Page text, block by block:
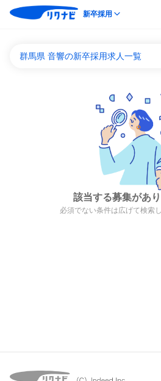
新卒採用
群馬県 音響の新卒採用求人一覧
該当する募集があり
必須でない条件は広げて検索